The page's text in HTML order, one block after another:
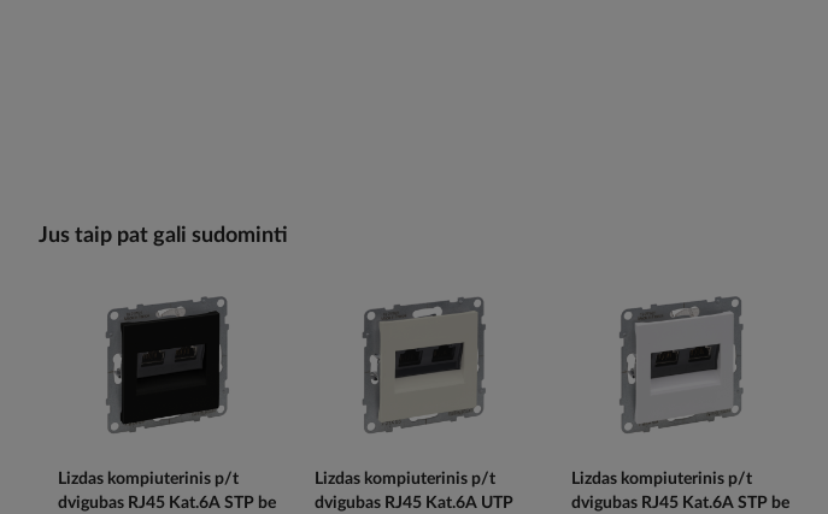
Jus taip pat gali sudominti
Lizdas kompiuterinis p/t
dvigubas RJ45 Kat.6A STP be
Lizdas kompiuterinis p/t
dvigubas RJ45 Kat.6A UTP
Lizdas kompiuterinis p/t
dvigubas RJ45 Kat.6A STP be